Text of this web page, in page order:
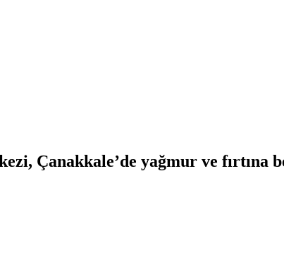
Çanakkale’de yağmur ve fırtına